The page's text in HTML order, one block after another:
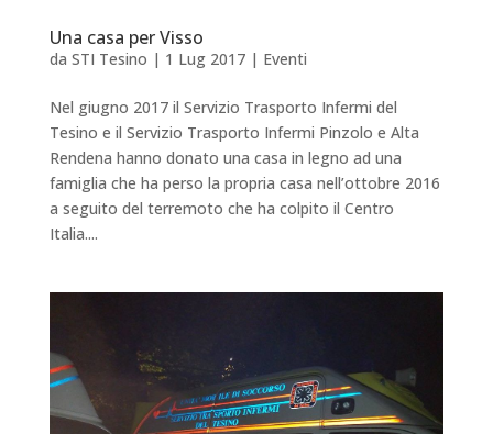
Una casa per Visso
da STI Tesino | 1 Lug 2017| Eventi
Nel giugno 2017 il Servizio Trasporto Infermi del
Tesino e il Servizio Trasporto Infermi Pinzolo e Alta
Rendena hanno donato una casa in legno ad una
famiglia che ha perso la propria casa nell’ottobre 2016
a seguito del terremoto che ha colpito il Centro
Italia....